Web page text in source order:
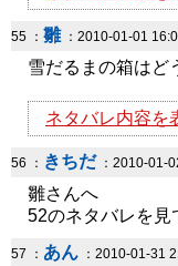
55 ： 雛：2010-01-01
雪だるまの箱はど
ネタバレ内容を
56 ： きちだ ：2010-01-
雛さんへ
52のネタバレを
57 ： あん ：2010-01-31